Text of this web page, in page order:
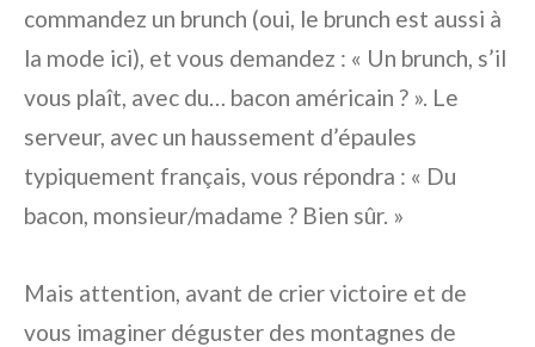
commandez un brunch (oui, le brunch est aussi à
la mode ici), et vous demandez : « Un brunch, s’il
vous plaît, avec du… bacon américain ? ». Le
serveur, avec un haussement d’épaules
typiquement français, vous répondra : « Du
bacon, monsieur/madame ? Bien sûr. »
Mais attention, avant de crier victoire et de
vous imaginer déguster des montagnes de